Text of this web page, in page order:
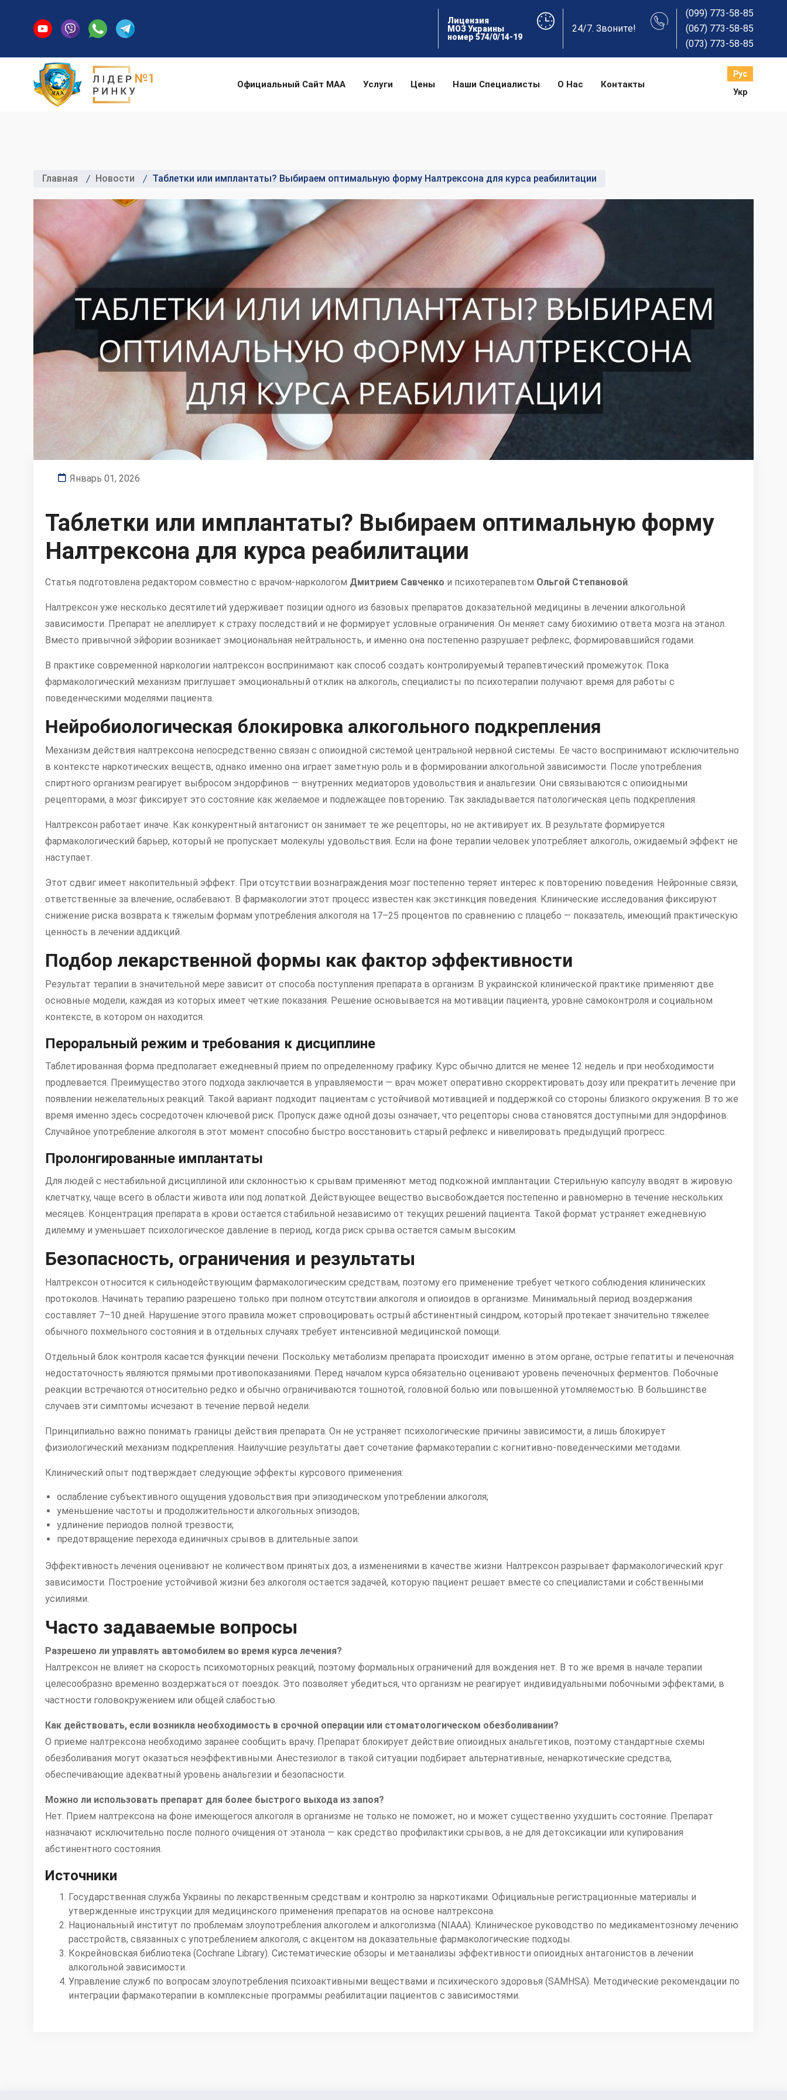
Лицензия
МОЗ Украины
номер 574/0/14-19
24/7. Звоните!
(099) 773-58-85
(067) 773-58-85
(073) 773-58-85
Официальный Сайт МАА Услуги Цены Наши Специалисты О Нас Контакты
Рус
Укр
Главная Новости Таблетки или имплантаты? Выбираем оптимальную форму Налтрексона для курса реабилитации
Январь 01, 2026
Таблетки или имплантаты? Выбираем оптимальную форму
Налтрексона для курса реабилитации
Статья подготовлена редактором совместно с врачом-наркологом Дмитрием Савченко и психотерапевтом Ольгой Степановой.
Налтрексон уже несколько десятилетий удерживает позиции одного из базовых препаратов доказательной медицины в лечении алкогольной
зависимости. Препарат не апеллирует к страху последствий и не формирует условные ограничения. Он меняет саму биохимию ответа мозга на этанол.
Вместо привычной эйфории возникает эмоциональная нейтральность, и именно она постепенно разрушает рефлекс, формировавшийся годами.
В практике современной наркологии налтрексон воспринимают как способ создать контролируемый терапевтический промежуток. Пока
фармакологический механизм приглушает эмоциональный отклик на алкоголь, специалисты по психотерапии получают время для работы с
поведенческими моделями пациента.
Нейробиологическая блокировка алкогольного подкрепления
Механизм действия налтрексона непосредственно связан с опиоидной системой центральной нервной системы. Ее часто воспринимают исключительно
в контексте наркотических веществ, однако именно она играет заметную роль и в формировании алкогольной зависимости. После употребления
спиртного организм реагирует выбросом эндорфинов — внутренних медиаторов удовольствия и анальгезии. Они связываются с опиоидными
рецепторами, а мозг фиксирует это состояние как желаемое и подлежащее повторению. Так закладывается патологическая цепь подкрепления.
Налтрексон работает иначе. Как конкурентный антагонист он занимает те же рецепторы, но не активирует их. В результате формируется
фармакологический барьер, который не пропускает молекулы удовольствия. Если на фоне терапии человек употребляет алкоголь, ожидаемый эффект не
наступает.
Этот сдвиг имеет накопительный эффект. При отсутствии вознаграждения мозг постепенно теряет интерес к повторению поведения. Нейронные связи,
ответственные за влечение, ослабевают. В фармакологии этот процесс известен как экстинкция поведения. Клинические исследования фиксируют
снижение риска возврата к тяжелым формам употребления алкоголя на 17–25 процентов по сравнению с плацебо — показатель, имеющий практическую
ценность в лечении аддикций.
Подбор лекарственной формы как фактор эффективности
Результат терапии в значительной мере зависит от способа поступления препарата в организм. В украинской клинической практике применяют две
основные модели, каждая из которых имеет четкие показания. Решение основывается на мотивации пациента, уровне самоконтроля и социальном
контексте, в котором он находится.
Пероральный режим и требования к дисциплине
Таблетированная форма предполагает ежедневный прием по определенному графику. Курс обычно длится не менее 12 недель и при необходимости
продлевается. Преимущество этого подхода заключается в управляемости — врач может оперативно скорректировать дозу или прекратить лечение при
появлении нежелательных реакций. Такой вариант подходит пациентам с устойчивой мотивацией и поддержкой со стороны близкого окружения. В то же
время именно здесь сосредоточен ключевой риск. Пропуск даже одной дозы означает, что рецепторы снова становятся доступными для эндорфинов.
Случайное употребление алкоголя в этот момент способно быстро восстановить старый рефлекс и нивелировать предыдущий прогресс.
Пролонгированные имплантаты
Для людей с нестабильной дисциплиной или склонностью к срывам применяют метод подкожной имплантации. Стерильную капсулу вводят в жировую
клетчатку, чаще всего в области живота или под лопаткой. Действующее вещество высвобождается постепенно и равномерно в течение нескольких
месяцев. Концентрация препарата в крови остается стабильной независимо от текущих решений пациента. Такой формат устраняет ежедневную
дилемму и уменьшает психологическое давление в период, когда риск срыва остается самым высоким.
Безопасность, ограничения и результаты
Налтрексон относится к сильнодействующим фармакологическим средствам, поэтому его применение требует четкого соблюдения клинических
протоколов. Начинать терапию разрешено только при полном отсутствии алкоголя и опиоидов в организме. Минимальный период воздержания
составляет 7–10 дней. Нарушение этого правила может спровоцировать острый абстинентный синдром, который протекает значительно тяжелее
обычного похмельного состояния и в отдельных случаях требует интенсивной медицинской помощи.
Отдельный блок контроля касается функции печени. Поскольку метаболизм препарата происходит именно в этом органе, острые гепатиты и печеночная
недостаточность являются прямыми противопоказаниями. Перед началом курса обязательно оценивают уровень печеночных ферментов. Побочные
реакции встречаются относительно редко и обычно ограничиваются тошнотой, головной болью или повышенной утомляемостью. В большинстве
случаев эти симптомы исчезают в течение первой недели.
Принципиально важно понимать границы действия препарата. Он не устраняет психологические причины зависимости, а лишь блокирует
физиологический механизм подкрепления. Наилучшие результаты дает сочетание фармакотерапии с когнитивно-поведенческими методами.
Клинический опыт подтверждает следующие эффекты курсового применения:
ослабление субъективного ощущения удовольствия при эпизодическом употреблении алкоголя;
уменьшение частоты и продолжительности алкогольных эпизодов;
удлинение периодов полной трезвости;
предотвращение перехода единичных срывов в длительные запои.
Эффективность лечения оценивают не количеством принятых доз, а изменениями в качестве жизни. Налтрексон разрывает фармакологический круг
зависимости. Построение устойчивой жизни без алкоголя остается задачей, которую пациент решает вместе со специалистами и собственными
усилиями.
Часто задаваемые вопросы
Разрешено ли управлять автомобилем во время курса лечения?
Налтрексон не влияет на скорость психомоторных реакций, поэтому формальных ограничений для вождения нет. В то же время в начале терапии
целесообразно временно воздержаться от поездок. Это позволяет убедиться, что организм не реагирует индивидуальными побочными эффектами, в
частности головокружением или общей слабостью.
Как действовать, если возникла необходимость в срочной операции или стоматологическом обезболивании?
О приеме налтрексона необходимо заранее сообщить врачу. Препарат блокирует действие опиоидных анальгетиков, поэтому стандартные схемы
обезболивания могут оказаться неэффективными. Анестезиолог в такой ситуации подбирает альтернативные, ненаркотические средства,
обеспечивающие адекватный уровень анальгезии и безопасности.
Можно ли использовать препарат для более быстрого выхода из запоя?
Нет. Прием налтрексона на фоне имеющегося алкоголя в организме не только не поможет, но и может существенно ухудшить состояние. Препарат
назначают исключительно после полного очищения от этанола — как средство профилактики срывов, а не для детоксикации или купирования
абстинентного состояния.
Источники
Государственная служба Украины по лекарственным средствам и контролю за наркотиками. Официальные регистрационные материалы и
утвержденные инструкции для медицинского применения препаратов на основе налтрексона.
Национальный институт по проблемам злоупотребления алкоголем и алкоголизма (NIAAA). Клиническое руководство по медикаментозному лечению
расстройств, связанных с употреблением алкоголя, с акцентом на доказательные фармакологические подходы.
Кокрейновская библиотека (Cochrane Library). Систематические обзоры и метаанализы эффективности опиоидных антагонистов в лечении
алкогольной зависимости.
Управление служб по вопросам злоупотребления психоактивными веществами и психического здоровья (SAMHSA). Методические рекомендации по
интеграции фармакотерапии в комплексные программы реабилитации пациентов с зависимостями.